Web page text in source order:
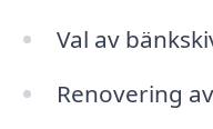
Val av
Renovering